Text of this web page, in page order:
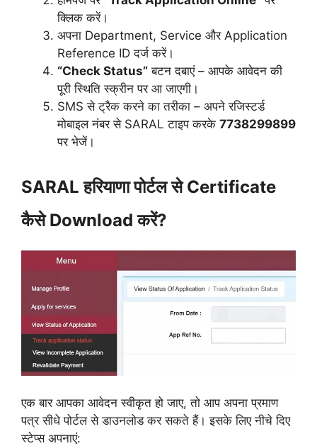
क्लिक करें।
अपना Department, Service और Application
Reference ID दर्ज करें।
“Check Status” बटन दबाएं – आपके आवेदन की
पूरी स्थिति स्क्रीन पर आ जाएगी।
SMS से ट्रैक करने का तरीका – अपने रजिस्टर्ड
मोबाइल नंबर से SARAL टाइप करके 7738299899
पर भेजें।
SARAL हरियाणा पोर्टल से Certificate
कैसे Download करें?
एक बार आपका आवेदन स्वीकृत हो जाए, तो आप अपना प्रमाण
पत्र सीधे पोर्टल से डाउनलोड कर सकते हैं। इसके लिए नीचे दिए
स्टेप्स अपनाएं: